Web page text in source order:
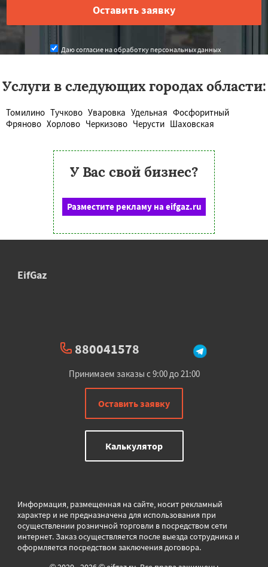
Даю согласие на обработку персональных данных
Услуги в следующих городах области:
Томилино Тучково Уваровка Удельная Фосфоритный
Фряново Хорлово Черкизово Черусти Шаховская
У Вас свой бизнес?
Разместите рекламу на eifgaz.ru
EifGaz
880041578
Принимаем заказы с 9:00 до 21:00
Оставить заявку
Калькулятор
Информация, размещенная на сайте, носит рекламный
характер и не предназначена для использования при
осуществлении розничной торговли в посредством сети
интернет. Заказ осуществляется после выезда сотрудника и
оформляется посредством заключения договора.